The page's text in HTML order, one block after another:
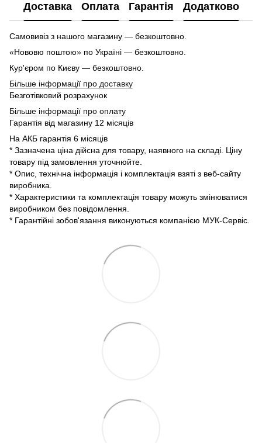
Доставка Оплата Гарантія Додатково
Самовивіз з нашого магазину — безкоштовно.
«Нововю поштою» по Україні — безкоштовно.
Кур'єром по Києву — безкоштовно.
Більше інформації про доставку
Безготівковий розрахунок
Більше інформації про оплату
Гарантія від магазину 12 місяців
На АКБ гарантія 6 місяців
* Зазначена ціна дійсна для товару, наявного на складі. Ціну
товару під замовлення уточнюйте.
* Опис, технічна інформація і комплектація взяті з веб-сайту
виробника.
* Характеристики та комплектація товару можуть змінюватися
виробником без повідомлення.
* Гарантійні зобов'язання виконуються компанією МУК-Сервіс.